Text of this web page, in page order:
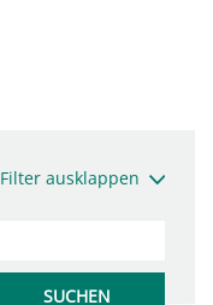
Filter ausklappen